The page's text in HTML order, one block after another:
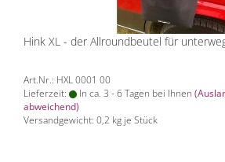
Hink XL - der Allroundbeutel für
Art.Nr.: HXL 0001 00
Lieferzeit:
In ca. 3 - 6 Tagen bei Ihnen
abweichend)
Versandgewicht: 0,2 kg je Stück